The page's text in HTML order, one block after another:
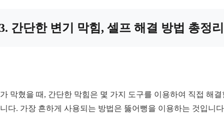
간단한 변기 막힘, 셀프 해결 방법 총정리
막혔을 때, 간단한 막힘은 몇 가지 도구를 이용하여 직접 해결
다. 가장 흔하게 사용되는 방법은 뚫어뻥을 이용하는 것입니